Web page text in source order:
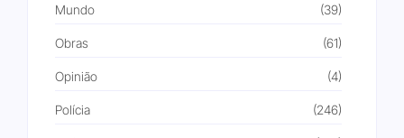
Mundo (39)
Obras (61)
Opinião (4)
Polícia (246)